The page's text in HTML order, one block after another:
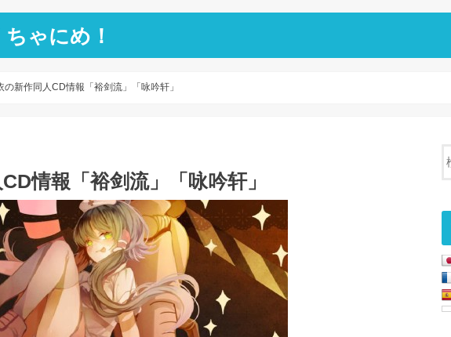
ゃにめ！
の新作同人CD情報「裕剑流」「咏吟轩」
情報「裕剑流」「咏吟轩」